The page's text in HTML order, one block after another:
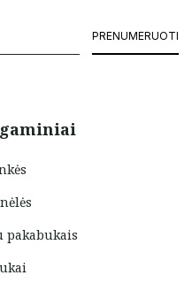
pakabukais
PRENUMERUOTI